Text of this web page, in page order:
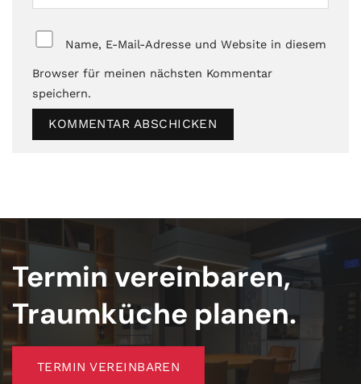
Name, E-Mail-Adresse und Website in diesem
Browser für meinen nächsten Kommentar
speichern.
Termin vereinbaren,
Traumküche planen.
TERMIN VEREINBAREN